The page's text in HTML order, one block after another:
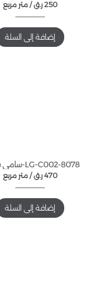
متر مربع / 250 ر.ق
إضافة إلى السلة
LG-C002-8078-سامي سوليد
متر مربع / 470 ر.ق
إضافة إلى السلة